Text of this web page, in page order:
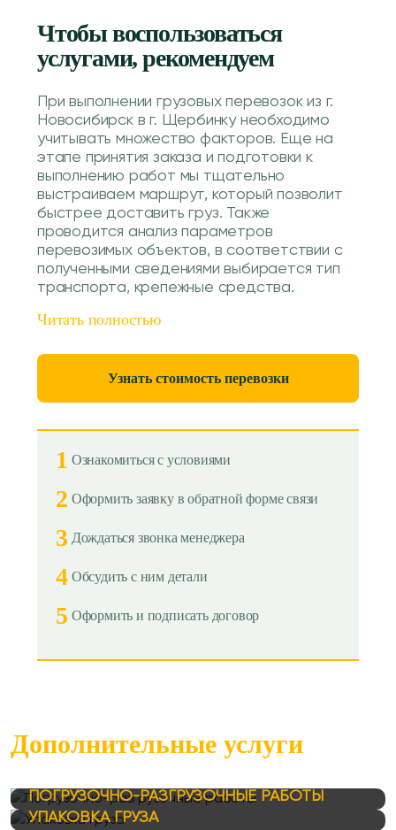
Чтобы воспользоваться
услугами, рекомендуем
При выполнении грузовых перевозок из г.
Новосибирск в г. Щербинку необходимо
учитывать множество факторов. Еще на
этапе принятия заказа и подготовки к
выполнению работ мы тщательно
выстраиваем маршрут, который позволит
быстрее доставить груз. Также
проводится анализ параметров
перевозимых объектов, в соответствии с
полученными сведениями выбирается тип
транспорта, крепежные средства.
Читать полностью
Узнать стоимость перевозки
1 Ознакомиться с условиями
2 Оформить заявку в обратной форме связи
3 Дождаться звонка менеджера
4 Обсудить с ним детали
5 Оформить и подписать договор
Дополнительные услуги
ПОГРУЗОЧНО-РАЗГРУЗОЧНЫЕ РАБОТЫ
УПАКОВКА ГРУЗА